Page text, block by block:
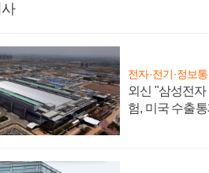
전자·전기·정보
외신 "삼성전
험, 미국 수출